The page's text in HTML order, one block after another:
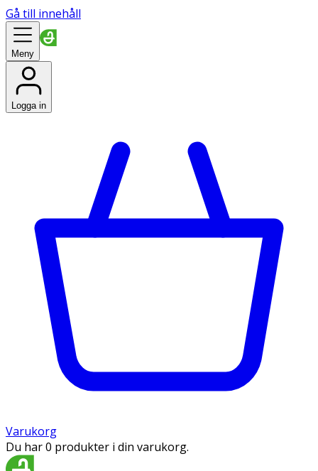
Gå till innehåll
Meny
Logga in
Varukorg
Du har 0 produkter i din varukorg.